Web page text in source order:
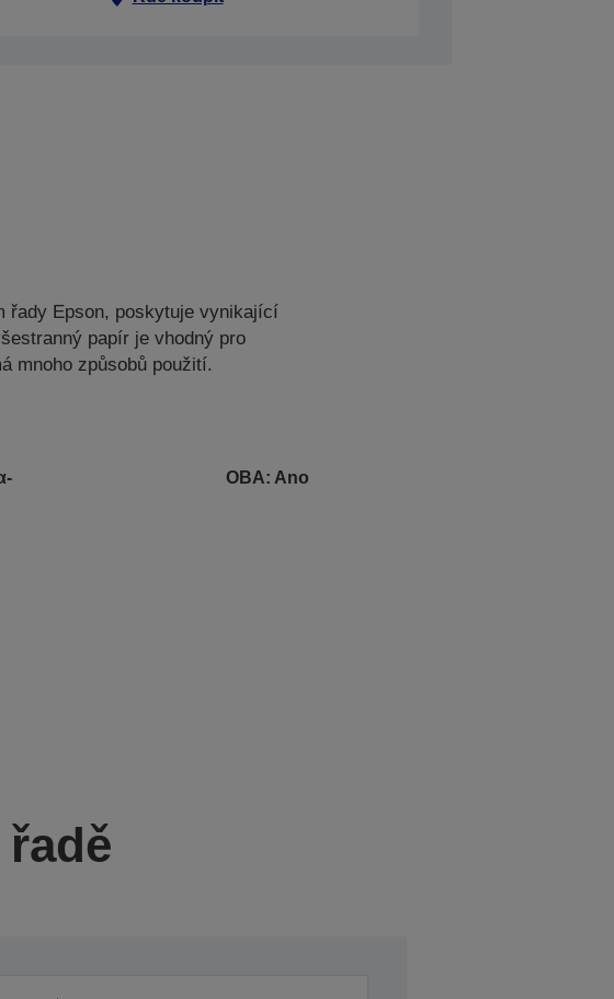
řady Epson, poskytuje vynikající
papír je vhodný pro
mnoho způsobů použití.
OBA: Ano